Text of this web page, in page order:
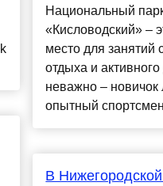
Национальный
«Кисловодский» –
место для занятий
отдыха и активного
неважно – новичок
опытный
В